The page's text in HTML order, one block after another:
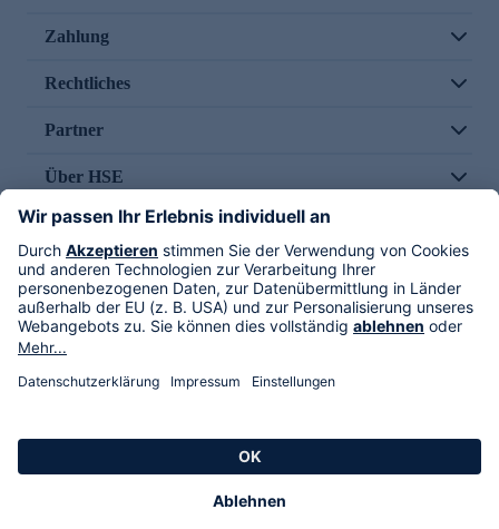
Zahlung
Rechtliches
Partner
Über HSE
Im TV
HSE International